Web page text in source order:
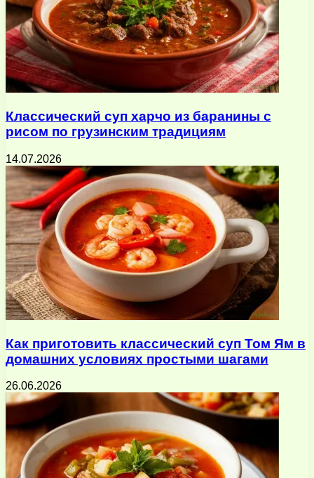
Классический суп харчо из баранины с
рисом по грузинским традициям
14.07.2026
Как приготовить классический суп Том Ям в
домашних условиях простыми шагами
26.06.2026